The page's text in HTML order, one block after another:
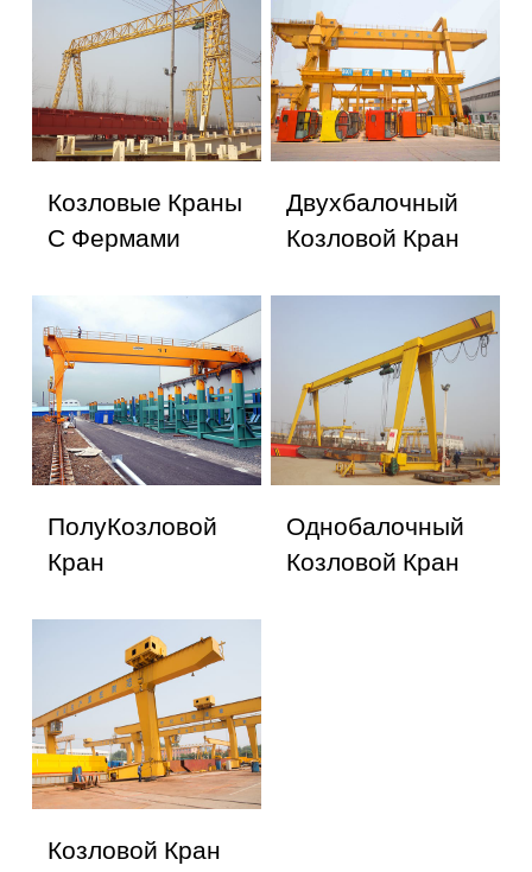
Козловые Краны
С Фермами
Двухбалочный
Козловой Кран
ПолуКозловой
Кран
Однобалочный
Козловой Кран
Козловой Кран